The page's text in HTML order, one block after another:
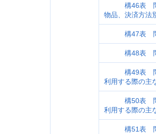
構46表 問
物品、決済方法
構47表 問
構48表 問
構49表 問
利用する際の主
構50表 問
利用する際の主
構51表 問